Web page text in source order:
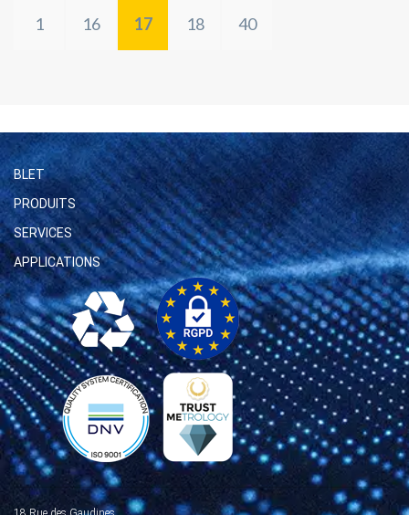
1 16 17 18 40
BLET
PRODUITS
SERVICES
APPLICATIONS